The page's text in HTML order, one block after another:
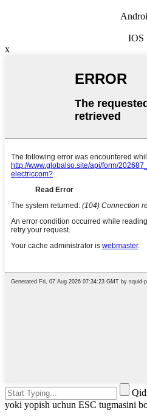
IOS
x
yoki yopish uchun ESC tugmasini